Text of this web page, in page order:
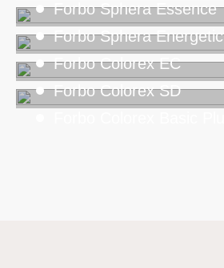
Forbo Sphera Essence
Forbo Sphera Energetic
Forbo Colorex EC
Forbo Colorex SD